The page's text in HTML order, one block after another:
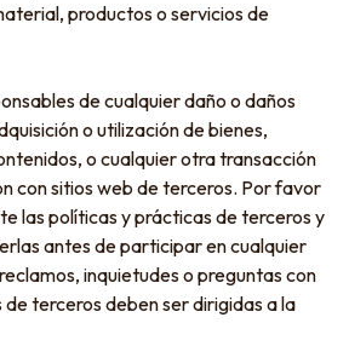
productos o servicios de
de cualquier daño o daños
o utilización de bienes,
o cualquier otra transacción
con sitios web de terceros. Por favor
las políticas y prácticas de terceros y
antes de participar en cualquier
inquietudes o preguntas con
terceros deben ser dirigidas a la